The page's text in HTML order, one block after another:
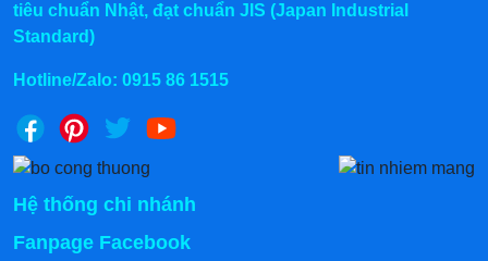
tiêu chuẩn Nhật, đạt chuẩn JIS (Japan Industrial
Standard)
Hotline/Zalo: 0915 86 1515
Hệ thống chi nhánh
Fanpage Facebook